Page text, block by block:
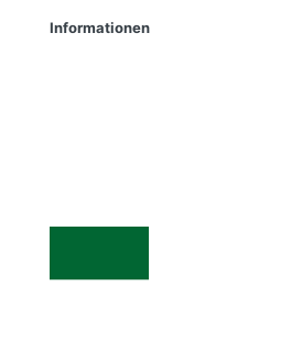
Informationen